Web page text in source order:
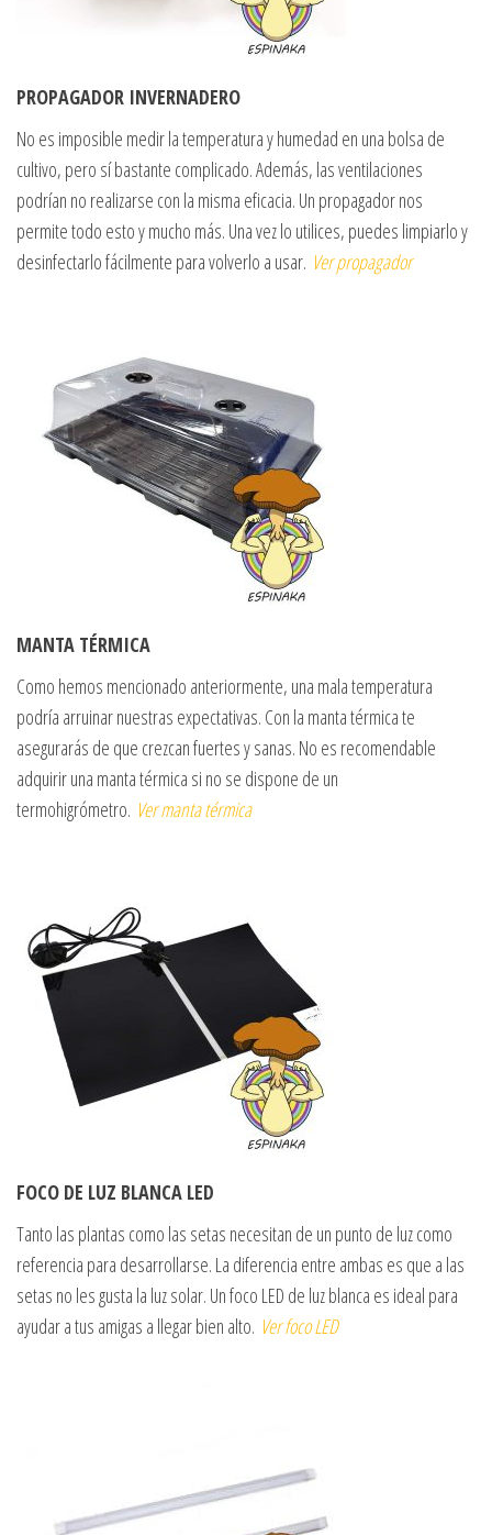
PROPAGADOR INVERNADERO
No es imposible medir la temperatura y humedad en una bolsa de
cultivo, pero sí bastante complicado. Además, las ventilaciones
podrían no realizarse con la misma eficacia. Un propagador nos
permite todo esto y mucho más. Una vez lo utilices, puedes limpiarlo y
desinfectarlo fácilmente para volverlo a usar. Ver propagador
MANTA TÉRMICA
Como hemos mencionado anteriormente, una mala temperatura
podría arruinar nuestras expectativas. Con la manta térmica te
asegurarás de que crezcan fuertes y sanas. No es recomendable
adquirir una manta térmica si no se dispone de un
termohigrómetro. Ver manta térmica
FOCO DE LUZ BLANCA LED
Tanto las plantas como las setas necesitan de un punto de luz como
referencia para desarrollarse. La diferencia entre ambas es que a las
setas no les gusta la luz solar. Un foco LED de luz blanca es ideal para
ayudar a tus amigas a llegar bien alto. Ver foco LED